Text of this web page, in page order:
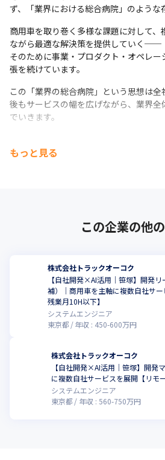
ず、「業界における総合病院」のような
商用車を取り巻く多様な課題に対して、
ながら最適な解決策を提供していく──
そのために事業・プロダクト・オペレ
張を続けています。
この「業界の総合病院」という思想は
後もサービスの幅を広げながら、業界
でいきます。
もっと見る
この企業の他
株式会社トラックオーコク
【自社開発×AI活用｜笹塚】開発
補）｜商用車を主軸に複数自社サ
残業月10H以下】
システムエンジニア
東京都
年収 : 450-600万円
株式会社トラックオーコク
【自社開発×AI活用｜笹塚】開発
に複数自社サービスを展開【リモ
システムエンジニア
東京都
年収 : 560-750万円